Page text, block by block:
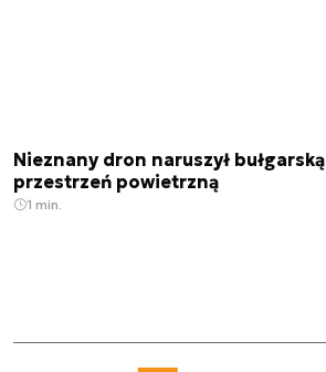
Nieznany dron naruszył bułgarską
przestrzeń powietrzną
1 min.